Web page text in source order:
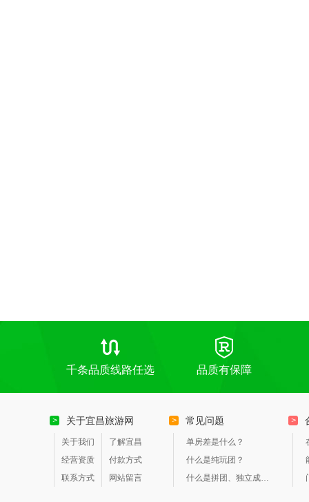
千条品质线路任选 品质有保障
> 关于宜昌旅游网
关于我们
了解宜昌
经营资质
付款方式
联系方式
网站留言
> 常见问题
单房差是什么？
什么是纯玩团？
什么是拼团、独立成团？
>